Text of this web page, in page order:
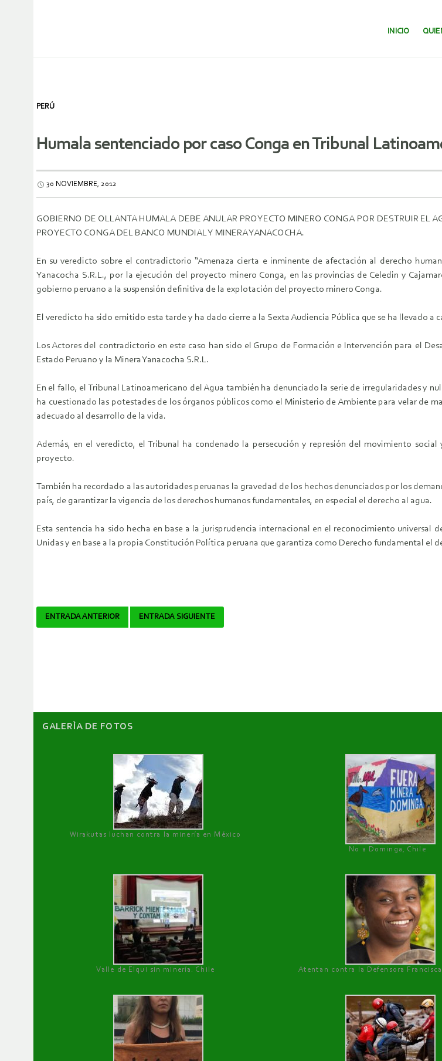
SALTAR AL
INICIO
PERÚ
Humala sentenciado por caso Conga en Tribunal
30 NOVIEMBRE, 2012
GOBIERNO DE OLLANTA HUMALA DEBE ANULAR PROYECTO MINERO CONGA POR DESTRUIR EL
PROYECTO CONGA DEL BANCO MUNDIAL Y MINERA YANACOCHA.
En su veredicto sobre el contradictorio “Amenaza cierta e inminente de afectación al derecho
Yanacocha S.R.L., por la ejecución del proyecto minero Conga, en las provincias de Celedin y
gobierno peruano a la suspensión definitiva de la explotación del proyecto minero Conga.
El veredicto ha sido emitido esta tarde y ha dado cierre a la Sexta Audiencia Pública que se ha llevado a
Los Actores del contradictorio en este caso han sido el Grupo de Formación e Intervención para el
Estado Peruano y la Minera Yanacocha S.R.L.
En el fallo, el Tribunal Latinoamericano del Agua también ha denunciado la serie de irregularidades y
ha cuestionado las potestades de los órganos públicos como el Ministerio de Ambiente para velar de
adecuado al desarrollo de la vida.
Además, en el veredicto, el Tribunal ha condenado la persecución y represión del movimiento
proyecto.
También ha recordado a las autoridades peruanas la gravedad de los hechos denunciados por los
país, de garantizar la vigencia de los derechos humanos fundamentales, en especial el derecho al agua.
Esta sentencia ha sido hecha en base a la jurisprudencia internacional en el reconocimiento universal
Unidas y en base a la propia Constitución Política peruana que garantiza como Derecho fundamental el
Navegador
ENTRADA ANTERIOR ENTRADA SIGUIENTE
GALERÌA DE FOTOS
Wirakutas luchan contra la minería en México
No a Dominga, Chile
Valle de Elqui sin minería. Chile Atentan contra la Defensora